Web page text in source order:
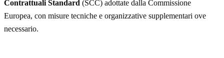
Contrattuali Standard (SCC) adottate dalla Commissione
Europea, con misure tecniche e organizzative supplementari ove
necessario.